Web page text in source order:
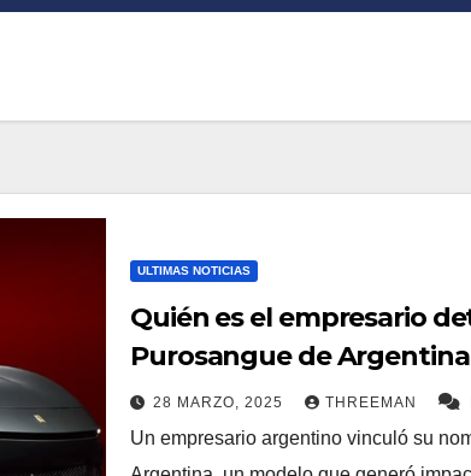
ULTIMAS NOTICIAS
Quién es el empresario
Purosangue de
28 MARZO, 2025 THREEMAN
Un empresario argentino vinculó su